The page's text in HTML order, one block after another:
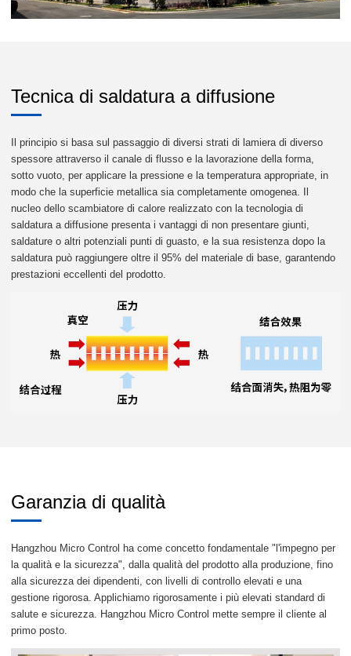
Tecnica di saldatura a diffusione
Il principio si basa sul passaggio di diversi strati di lamiera di diverso
spessore attraverso il canale di flusso e la lavorazione della forma,
sotto vuoto, per applicare la pressione e la temperatura appropriate, in
modo che la superficie metallica sia completamente omogenea. Il
nucleo dello scambiatore di calore realizzato con la tecnologia di
saldatura a diffusione presenta i vantaggi di non presentare giunti,
saldature o altri potenziali punti di guasto, e la sua resistenza dopo la
saldatura può raggiungere oltre il 95% del materiale di base, garantendo
prestazioni eccellenti del prodotto.
Garanzia di qualità
Hangzhou Micro Control ha come concetto fondamentale "l'impegno per
la qualità e la sicurezza", dalla qualità del prodotto alla produzione, fino
alla sicurezza dei dipendenti, con livelli di controllo elevati e una
gestione rigorosa. Applichiamo rigorosamente i più elevati standard di
salute e sicurezza. Hangzhou Micro Control mette sempre il cliente al
primo posto.